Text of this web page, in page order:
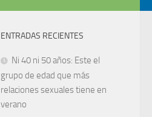
ENTRADAS RECIENTES
Ni 40 ni 50 años: Este el
grupo de edad que más
relaciones sexuales tiene en
verano